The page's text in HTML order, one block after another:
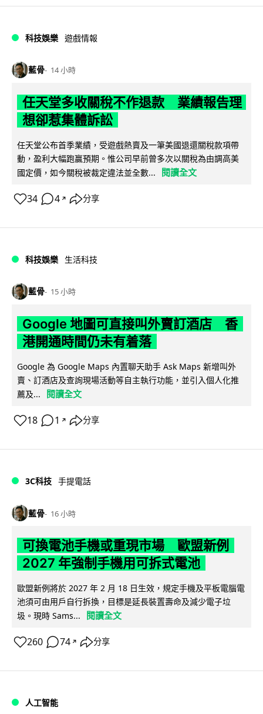
科技娛樂 遊戲情報
藍骨 14 小時
任天堂多收關稅不作退款 業績報告理
想卻惹集體訴訟
任天堂公布首季業績，受遊戲熱賣及一筆美國退還關稅款項帶
動，盈利大幅跑贏預期。惟公司早前曾多次以關稅為由調高美
國定價，如今關稅被裁定違法並全數...
閱讀全文
34 4 ↗ 分享
科技娛樂 生活科技
藍骨 15 小時
Google 地圖可直接叫外賣訂酒店 香
港開通時間仍未有着落
Google 為 Google Maps 內置聊天助手 Ask Maps 新增叫外
賣、訂酒店及查詢現場活動等自主執行功能，並引入個人化推
薦及...
閱讀全文
18 1 ↗ 分享
3C科技 手提電話
藍骨 16 小時
可換電池手機或重現市場 歐盟新例
2027 年強制手機用可拆式電池
歐盟新例將於 2027 年 2 月 18 日生效，規定手機及平板電腦電
池須可由用戶自行拆換，目標是延長裝置壽命及減少電子垃
圾。現時 Sams...
閱讀全文
260 74 ↗ 分享
人工智能